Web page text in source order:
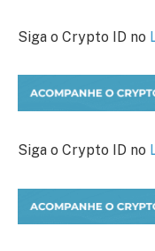
Siga o Crypto ID no
Siga o Crypto ID no